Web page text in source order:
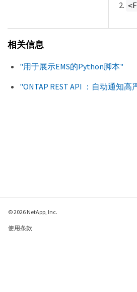
相关信息
"用于展示EMS的Python脚本"
"ONTAP REST API ：自动通知高
© 2026 NetApp, Inc.
使用条款